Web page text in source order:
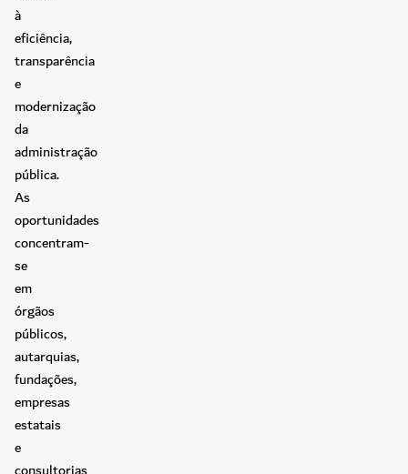
à
eficiência,
transparência
e
modernização
da
administração
pública.
As
oportunidades
concentram-
se
em
órgãos
públicos,
autarquias,
fundações,
empresas
estatais
e